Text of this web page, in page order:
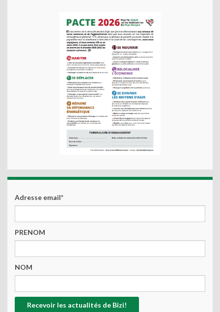
Adresse email*
PRENOM
NOM